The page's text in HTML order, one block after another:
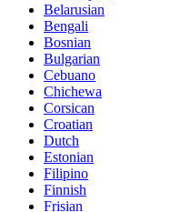
Belarusian
Bengali
Bosnian
Bulgarian
Cebuano
Chichewa
Corsican
Croatian
Dutch
Estonian
Filipino
Finnish
Frisian